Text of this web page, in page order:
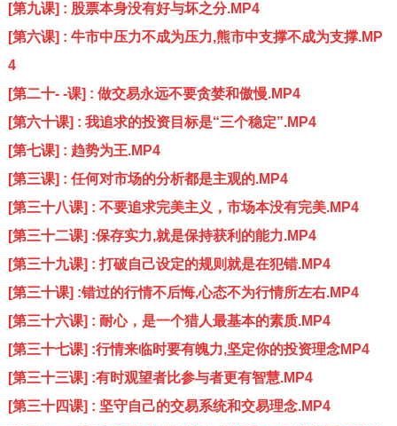
[第九课] : 股票本身没有好与坏之分.MP4
[第六课] : 牛市中压力不成为压力,熊市中支撑不成为支撑.MP
4
[第二十- -课] : 做交易永远不要贪婪和傲慢.MP4
[第六十课] : 我追求的投资目标是“三个稳定”.MP4
[第七课] : 趋势为王.MP4
[第三课] : 任何对市场的分析都是主观的.MP4
[第三十八课] : 不要追求完美主义，市场本没有完美.MP4
[第三十二课] :保存实力,就是保持获利的能力.MP4
[第三十九课] : 打破自己设定的规则就是在犯错.MP4
[第三十课] :错过的行情不后悔,心态不为行情所左右.MP4
[第三十六课] : 耐心，是一个猎人最基本的素质.MP4
[第三十七课] :行情来临时要有魄力,坚定你的投资理念MP4
[第三十三课] :有时观望者比参与者更有智慧.MP4
[第三十四课] : 坚守自己的交易系统和交易理念.MP4